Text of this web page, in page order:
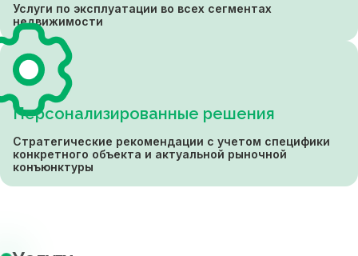
Услуги по эксплуатации во всех сегментах
недвижимости
Персонализированные решения
Стратегические рекомендации с учетом специфики
конкретного объекта и актуальной рыночной
конъюнктуры